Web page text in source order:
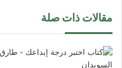
مقالات ذات صلة